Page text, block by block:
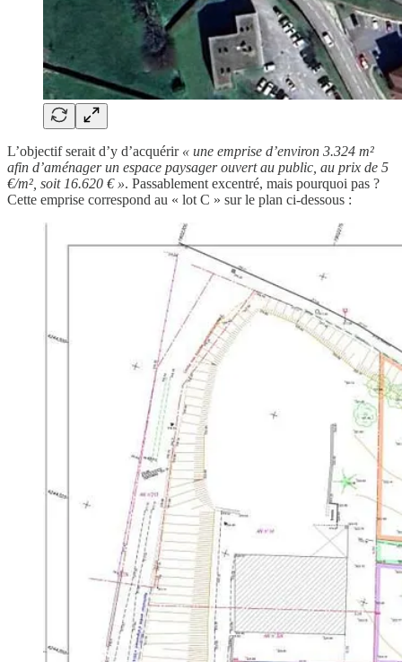
L’objectif serait d’y d’acquérir « une emprise d’environ 3.324 m²
afin d’aménager un espace paysager ouvert au public, au prix de 5
€/m², soit 16.620 € ». Passablement excentré, mais pourquoi pas ?
Cette emprise correspond au « lot C » sur le plan ci-dessous :